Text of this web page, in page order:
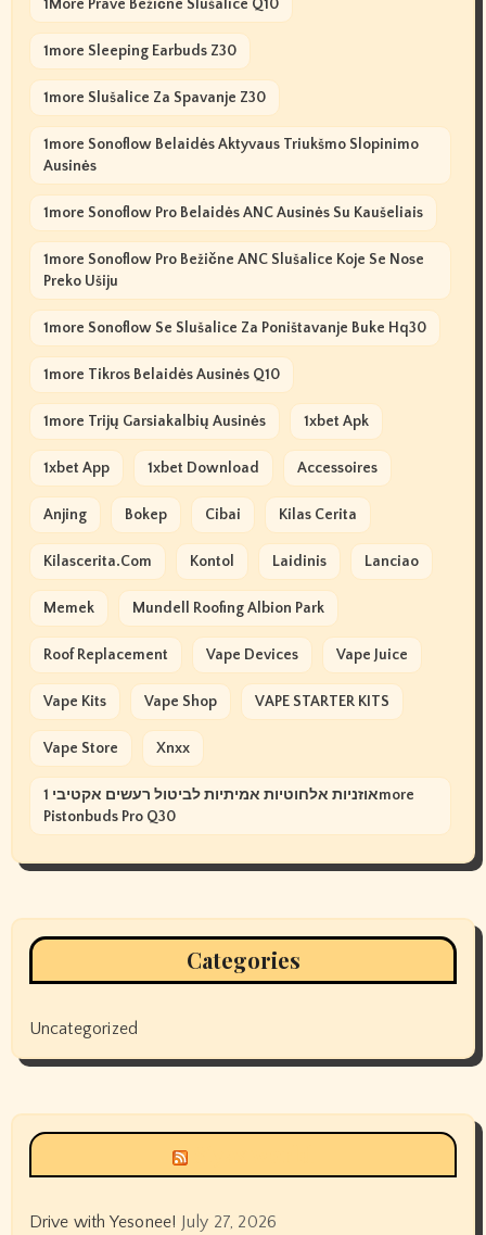
1More Prave Bežične Slušalice Q10
1more Sleeping Earbuds Z30
1more Slušalice Za Spavanje Z30
1more Sonoflow Belaidės Aktyvaus Triukšmo Slopinimo
Ausinės
1more Sonoflow Pro Belaidės ANC Ausinės Su Kaušeliais
1more Sonoflow Pro Bežične ANC Slušalice Koje Se Nose
Preko Ušiju
1more Sonoflow Se Slušalice Za Poništavanje Buke Hq30
1more Tikros Belaidės Ausinės Q10
1more Trijų Garsiakalbių Ausinės 1xbet Apk
1xbet App 1xbet Download Accessoires
Anjing Bokep Cibai Kilas Cerita
Kilascerita.com Kontol Laidinis Lanciao
Memek Mundell Roofing Albion Park
Roof Replacement Vape Devices Vape Juice
Vape Kits Vape Shop VAPE STARTER KITS
Vape Store Xnxx
אוזניות אלחוטיות אמיתיות לביטול רעשים אקטיבי 1more
Pistonbuds Pro Q30
Categories
Uncategorized
Drive with Yesonee! July 27, 2026